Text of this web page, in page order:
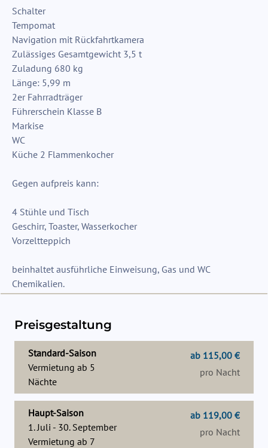
Schalter
Tempomat
Navigation mit Rückfahrtkamera
Zulässiges Gesamtgewicht 3,5 t
Zuladung 680 kg
Länge: 5,99 m
2er Fahrradträger
Führerschein Klasse B
Markise
WC
Küche 2 Flammenkocher
Gegen aufpreis kann:
4 Stühle und Tisch
Geschirr, Toaster, Wasserkocher
Vorzeltteppich
beinhaltet ausführliche Einweisung, Gas und WC
Chemikalien.
Preisgestaltung
Standard-Saison
Vermietung ab 5
Nächte
ab 115,00 €
pro Nacht
Haupt-Saison
1. Juli - 30. September
Vermietung ab 7
ab 119,00 €
pro Nacht